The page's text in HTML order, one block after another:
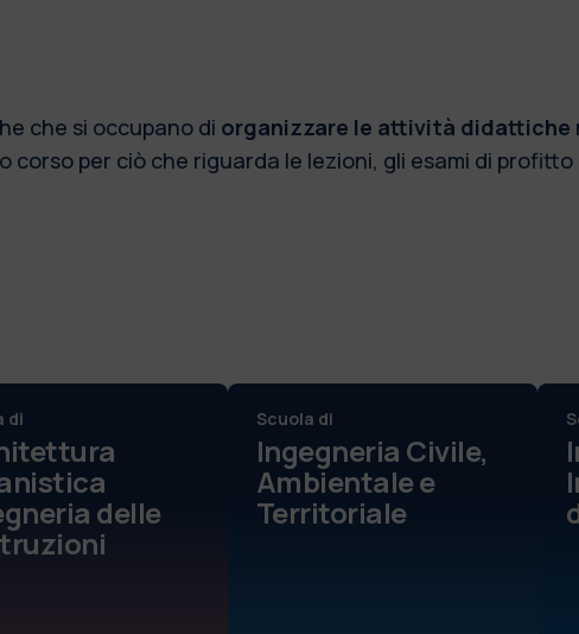
che si occupano di organizzare le attività didattiche
corso per ciò che riguarda le lezioni, gli esami di
di
delle
Scuola di
Ingegneria Civile,
Ambientale e
Territoriale